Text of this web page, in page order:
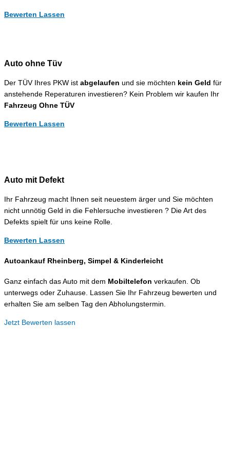
Bewerten Lassen
Auto ohne Tüv
Der TÜV Ihres PKW ist abgelaufen und sie möchten kein Geld für
anstehende Reperaturen investieren? Kein Problem wir kaufen Ihr
Fahrzeug Ohne TÜV
Bewerten Lassen
Auto mit Defekt
Ihr Fahrzeug macht Ihnen seit neuestem ärger und Sie möchten
nicht unnötig Geld in die Fehlersuche investieren ? Die Art des
Defekts spielt für uns keine Rolle.
Bewerten Lassen
Autoankauf Rheinberg, Simpel & Kinderleicht
Ganz einfach das Auto mit dem Mobiltelefon verkaufen. Ob
unterwegs oder Zuhause. Lassen Sie Ihr Fahrzeug bewerten und
erhalten Sie am selben Tag den Abholungstermin.
Jetzt Bewerten lassen